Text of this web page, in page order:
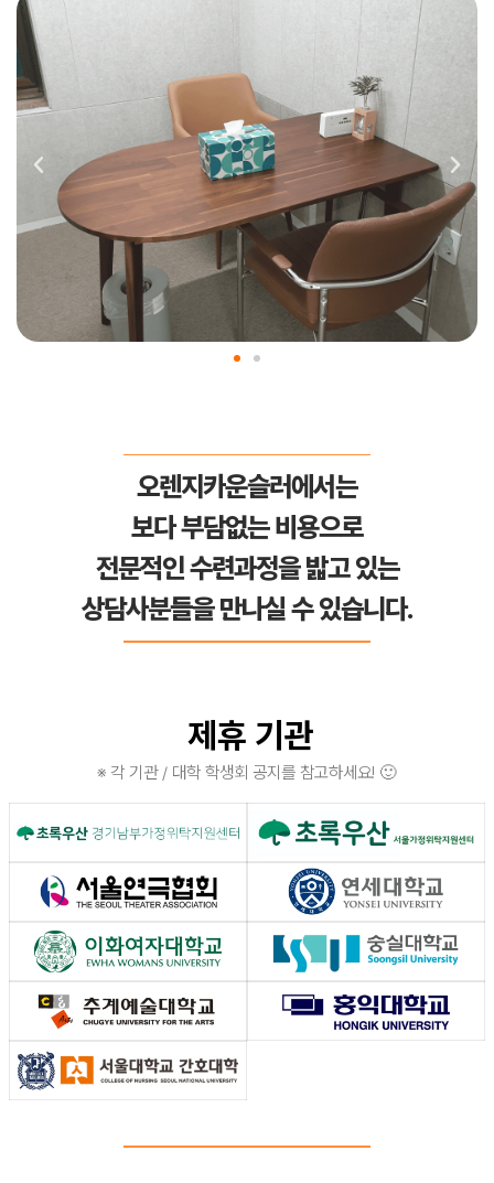
오렌지카운슬러에서는
보다 부담없는 비용으로
전문적인 수련과정을 밟고 있는
상담사분들을 만나실 수 있습니다.
제휴 기관
※ 각 기관 / 대학 학생회 공지를 참고하세요! 🙂